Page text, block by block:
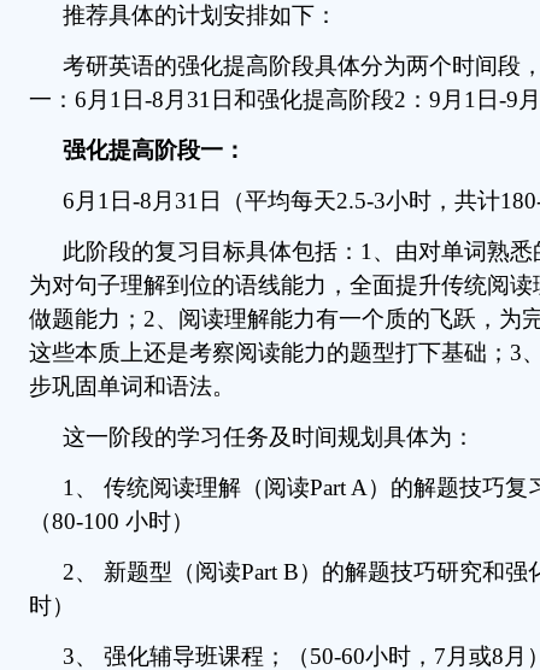
推荐具体的计划安排如下：
考研英语的强化提高阶段具体分为两个时间段
一：6月1日-8月31日和强化提高阶段2：9月1日-9
强化提高阶段一：
6月1日-8月31日（平均每天2.5-3小时，共计
此阶段的复习目标具体包括：1、由对单词熟
为对句子理解到位的语线能力，全面提升传统阅
做题能力；2、阅读理解能力有一个质的飞跃，为
这些本质上还是考察阅读能力的题型打下基础；3
步巩固单词和语法。
这一阶段的学习任务及时间规划具体为：
1、 传统阅读理解（阅读Part A）的解题技巧复
（80-100 小时）
2、 新题型（阅读Part B）的解题技巧研究和强
时）
3、 强化辅导班课程；（50-60小时，7月或8月